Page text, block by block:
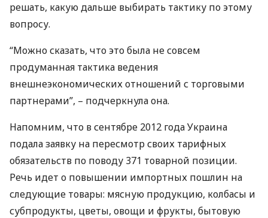
решать, какую дальше выбирать тактику по этому
вопросу.
“Можно сказать, что это была не совсем
продуманная тактика ведения
внешнеэкономических отношений с торговыми
партнерами”, – подчеркнула она.
Напомним, что в сентябре 2012 года Украина
подала заявку на пересмотр своих тарифных
обязательств по поводу 371 товарной позиции.
Речь идет о повышении импортных пошлин на
следующие товары: мясную продукцию, колбасы и
субпродукты, цветы, овощи и фрукты, бытовую